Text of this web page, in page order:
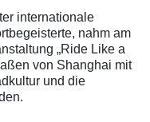
internationale
nahm am
„Ride Like a
von Shanghai mit
und die